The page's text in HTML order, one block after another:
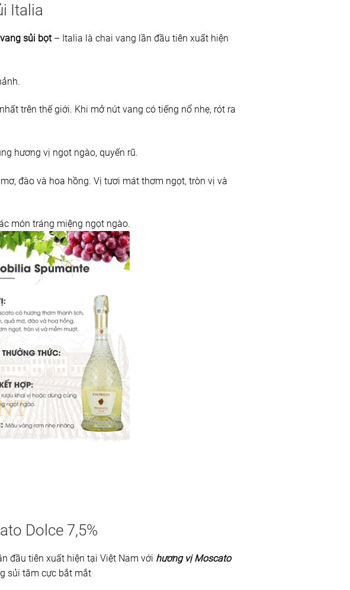
Italia
vang sủi bọt– Italia là chai vang lần đầu tiên xuất hiện
trên thế giới. Khi mở nút vang có tiếng nổ nhẹ, rót ra
hương vị ngọt ngào, quyến rũ.
đào và hoa hồng. Vị tươi mát thơm ngọt, tròn vị và
món tráng miệng ngọt ngào.
Dolce 7,5%
đầu tiên xuất hiện tại Việt Nam với hương vị Moscato
sủi tăm cực bắt mắt